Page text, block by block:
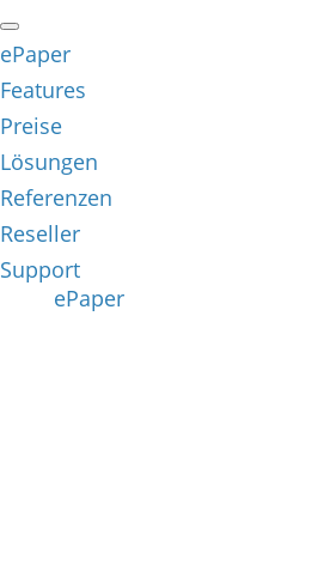
ePaper
Features
Preise
Lösungen
Referenzen
Reseller
Support
ePaper